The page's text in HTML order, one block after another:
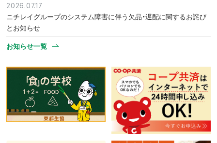
2026.07.17
ニチレイグループのシステム障害に伴う欠品・遅配に関するお詫び
とお知らせ
お知らせ一覧